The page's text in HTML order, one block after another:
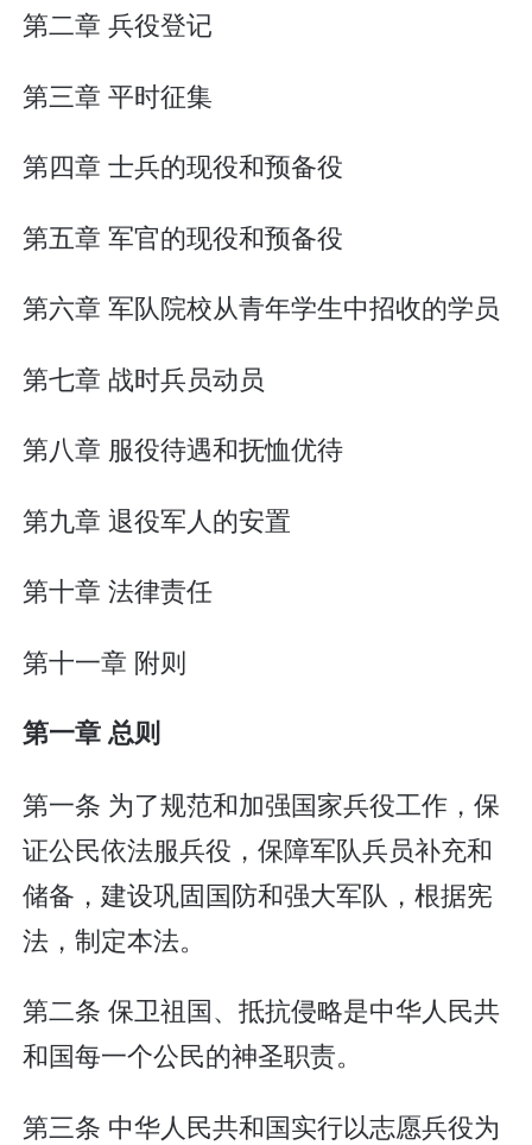
第二章 兵役登记
第三章 平时征集
第四章 士兵的现役和预备役
第五章 军官的现役和预备役
第六章 军队院校从青年学生中招收的学员
第七章 战时兵员动员
第八章 服役待遇和抚恤优待
第九章 退役军人的安置
第十章 法律责任
第十一章 附则
第一章 总则
第一条 为了规范和加强国家兵役工作，保
证公民依法服兵役，保障军队兵员补充和
储备，建设巩固国防和强大军队，根据宪
法，制定本法。
第二条 保卫祖国、抵抗侵略是中华人民共
和国每一个公民的神圣职责。
第三条 中华人民共和国实行以志愿兵役为